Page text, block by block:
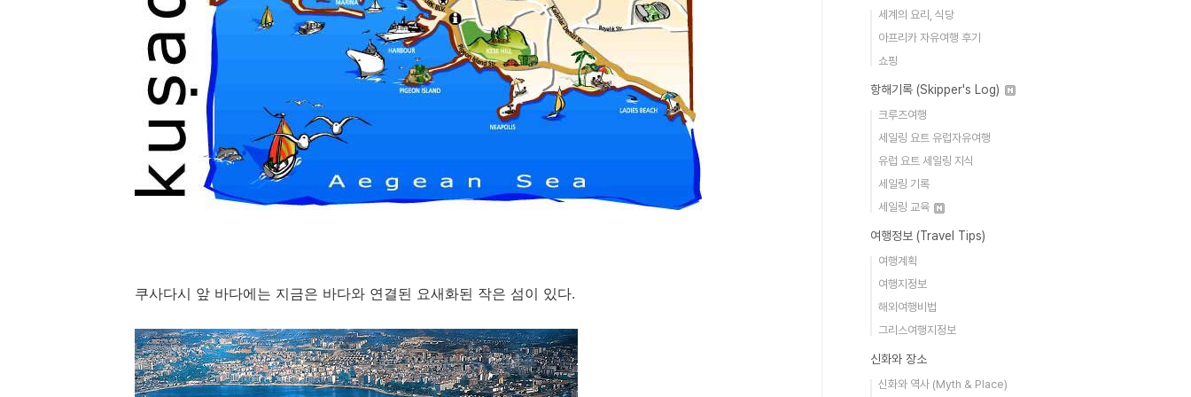
쿠사다시 앞 바다에는 지금은 바다와 연결된 요새화된 작은 섬이 있다.
세계의 요리, 식당
아프리카 자유여행 후기
쇼핑
항해기록 (Skipper's Log)
크루즈여행
세일링 요트 유럽자유여행
유럽 요트 세일링 지식
세일링 기록
세일링 교육
여행정보 (Travel Tips)
여행계획
여행지정보
해외여행비법
그리스여행지정보
신화와 장소
신화와 역사 (Myth & Place)